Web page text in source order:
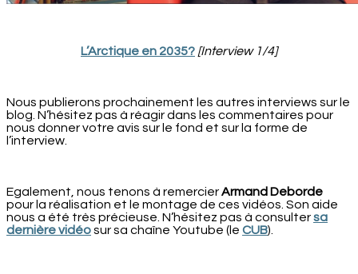
L’Arctique en 2035? [Interview 1/4]
Nous publierons prochainement les autres interviews sur le
blog. N’hésitez pas à réagir dans les commentaires pour
nous donner votre avis sur le fond et sur la forme de
l’interview.
Egalement, nous tenons à remercierArmand Deborde
pour la réalisation et le montage de ces vidéos. Son aide
nous a été très précieuse. N’hésitez pas à consultersa
dernière vidéosur sa chaîne Youtube (le CUB).